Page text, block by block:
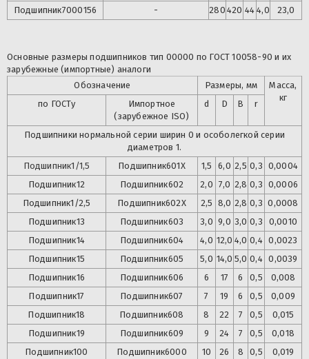
Подшипник7000156 - 280 420 44 4,0 23,0
Основные размеры подшипников тип 00000 по ГОСТ 10058-90 и их
зарубежные (импортные) аналоги
Обозначение
Размеры, мм
Масса,
кг
по ГОСТу
Импортное
(зарубежное ISO)
d D B r
Подшипники нормальной серии ширин 0 и особолегкой серии
диаметров 1.
Подшипник1/1,5 Подшипник601X 1,5 6,0 2,5 0,3 0,0004
Подшипник12 Подшипник602 2,0 7,0 2,8 0,3 0,0006
Подшипник1/2,5 Подшипник602X 2,5 8,0 2,8 0,3 0,0008
Подшипник13 Подшипник603 3,0 9,0 3,0 0,3
0,0010
Подшипник14 Подшипник604 4,0 12,0 4,0 0,4 0,0023
Подшипник15 Подшипник605 5,0 14,0 5,0 0,4 0,0039
Подшипник16 Подшипник606 6 17 6 0,5
0,008
Подшипник17 Подшипник607 7 19 6 0,5
0,009
Подшипник18 Подшипник608 8 22 7 0,5
0,015
Подшипник19 Подшипник609 9 24 7 0,5
0,018
Подшипник100 Подшипник6000 10 26 8 0,5
0,019